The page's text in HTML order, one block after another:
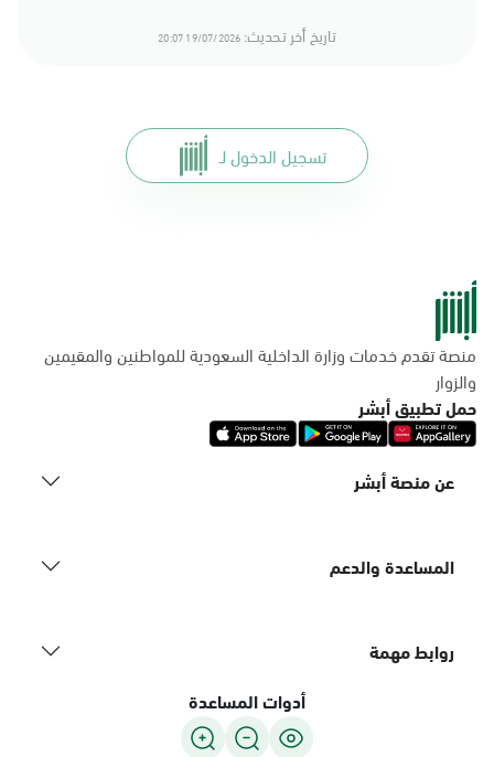
تاريخ أخر تحديث: 19/07/2026 20:07
تسجيل الدخول لـ
منصة تقدم خدمات وزارة الداخلية السعودية للمواطنين والمقيمين
والزوار
حمل تطبيق أبشر
عن منصة أبشر
المساعدة والدعم
روابط مهمة
أدوات المساعدة